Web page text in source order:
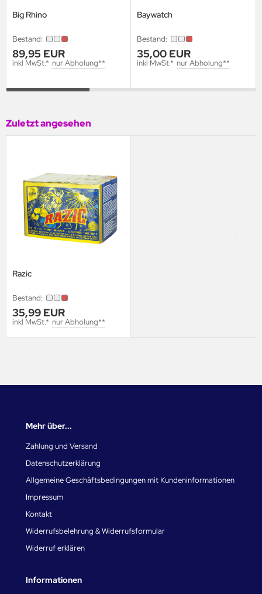
Big Rhino
Bestand:
89,95 EUR
inkl MwSt.* nur Abholung**
Baywatch
Bestand:
35,00 EUR
inkl MwSt.* nur Abholung**
Zuletzt angesehen
Razic
Bestand:
35,99 EUR
inkl MwSt.* nur Abholung**
Mehr über...
Zahlung und Versand
Datenschutzerklärung
Allgemeine Geschäftsbedingungen mit Kundeninformationen
Impressum
Kontakt
Widerrufsbelehrung & Widerrufsformular
Widerruf erklären
Informationen